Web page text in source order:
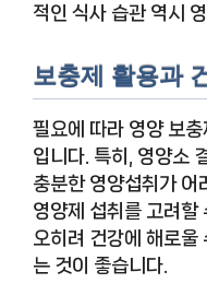
적인 식사 습관 역시
보충제 활용과
필요에 따라 영양 보
입니다. 특히, 영양소
충분한 영양섭취가 어
영양제 섭취를 고려할
오히려 건강에 해로울
는 것이 좋습니다.